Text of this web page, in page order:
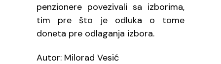
penzionere povezivali sa izborima,
tim pre što je odluka o tome
doneta pre odlaganja izbora.
Autor: Milorad Vesić